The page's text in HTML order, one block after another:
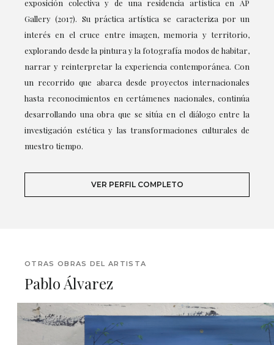
exposición colectiva y de una residencia artística en AP
Gallery (2017). Su práctica artística se caracteriza por un
interés en el cruce entre imagen, memoria y territorio,
explorando desde la pintura y la fotografía modos de habitar,
narrar y reinterpretar la experiencia contemporánea. Con
un recorrido que abarca desde proyectos internacionales
hasta reconocimientos en certámenes nacionales, continúa
desarrollando una obra que se sitúa en el diálogo entre la
investigación estética y las transformaciones culturales de
nuestro tiempo.
VER PERFIL COMPLETO
OTRAS OBRAS DEL ARTISTA
Pablo Álvarez